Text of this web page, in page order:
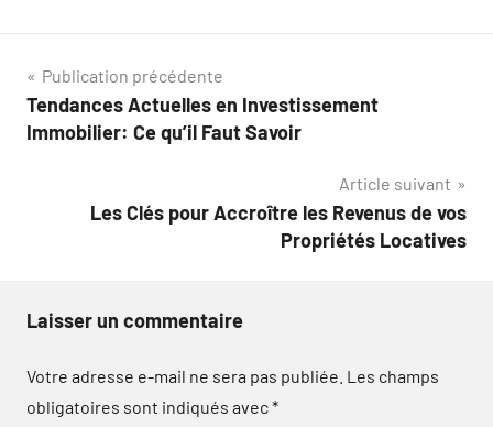
Navigation
de
Publication précédente
Tendances Actuelles en Investissement
Immobilier: Ce qu’il Faut Savoir
Article suivant
Les Clés pour Accroître les Revenus de vos
Propriétés Locatives
Laisser un commentaire
Votre adresse e-mail ne sera pas publiée. Les champs
obligatoires sont indiqués avec*